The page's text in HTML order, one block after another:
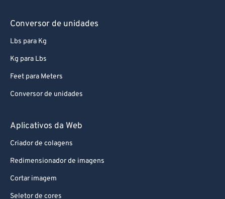
Conversor de unidades
Lbs para Kg
Kg para Lbs
Feet para Meters
Conversor de unidades
Aplicativos da Web
Criador de colagens
Redimensionador de imagens
Cortar imagem
Seletor de cores